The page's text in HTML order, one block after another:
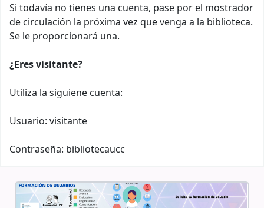
Si todavía no tienes una cuenta, pase por el mostrador
de circulación la próxima vez que venga a la biblioteca.
Se le proporcionará una.
¿Eres visitante?
Utiliza la siguiene cuenta:
Usuario: visitante
Contraseña: bibliotecaucc